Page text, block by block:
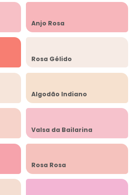
Anjo Rosa
Rosa Gélido
Algodão Indiano
Valsa da Bailarina
Rosa Rosa